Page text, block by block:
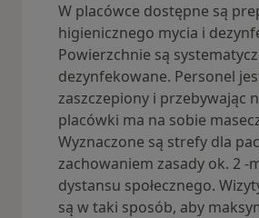
W placówce dostępne są
higienicznego mycia i
Powierzchnie są
dezynfekowane. Personel
zaszczepiony i przebywając
placówki ma na sobie
Wyznaczone są strefy dla
zachowaniem zasady ok. 2 -
dystansu społecznego.
są w taki sposób, aby